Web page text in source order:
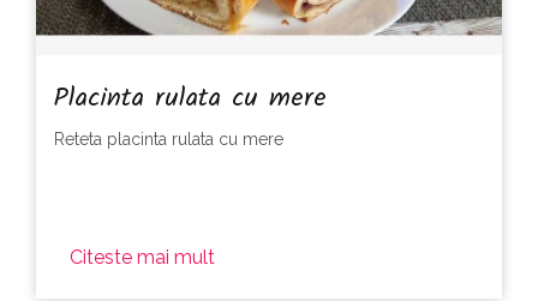
Placinta rulata cu mere
Reteta placinta rulata cu mere
Citeste mai mult